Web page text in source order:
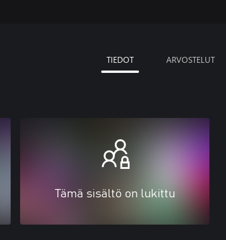
TIEDOT ARVOSTELUT
Tämä sisältö on lukittu